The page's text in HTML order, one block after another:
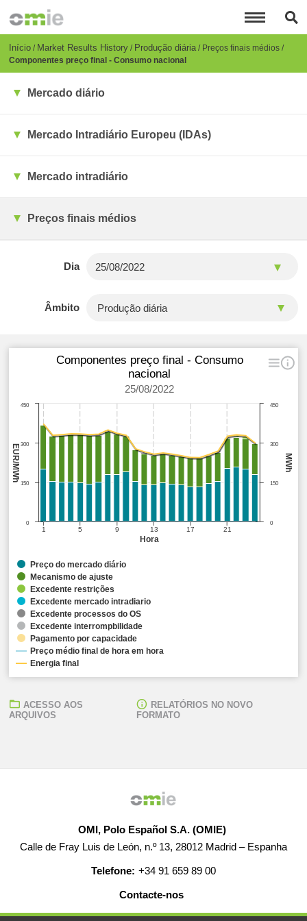
para
conteúdo
principal
Breadcrumb
Início Market Results History Produção diária Preços finais médios
Componentes preço final - Consumo nacional
Mercado diário
Mercado Intradiário Europeu (IDAs)
Mercado intradiário
Preços finais médios
Dia
Âmbito
Hora
MWh
EUR/MWh
Componentes preço final - Consumo
nacional
25/08/2022
1 5 9 13 17 21
0
300
150
450
0
300
150
450
Preço do mercado diário
Mecanismo de ajuste
Excedente restrições
Excedente mercado intradiario
Excedente processos do OS
Excedente interrompbilidade
Pagamento por capacidade
Preço médio final de hora em hora
Energia final
ACESSO AOS
ARQUIVOS
RELATÓRIOS NO NOVO
FORMATO
OMI, Polo Español S.A. (OMIE)
Calle de Fray Luis de León, n.º 13, 28012 Madrid – Espanha
Telefone: +34 91 659 89 00
Contacte-nos